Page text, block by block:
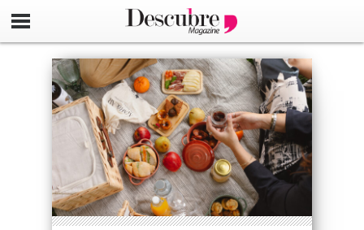
google-site-